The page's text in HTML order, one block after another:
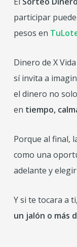
participar
pesos en
Dinero de X
sí invita a
el dinero no
en tiempo,
Porque al final,
como una
adelante y
Y si te tocara a ti,
un jalón o más